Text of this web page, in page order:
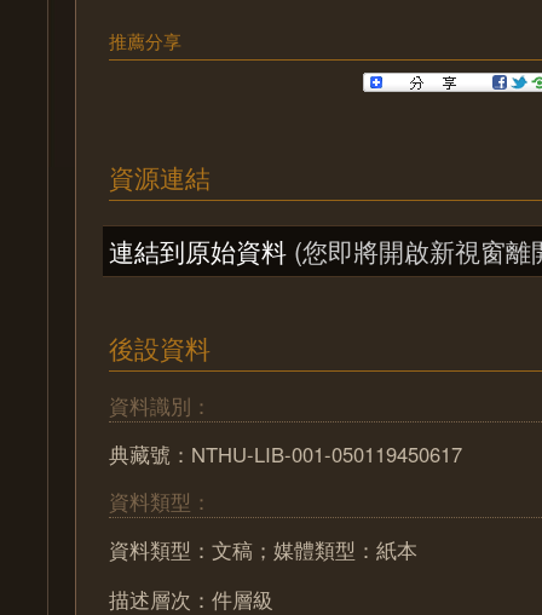
推薦分享
資源連結
連結到原始資料 (您即將開啟新視窗離
後設資料
資料識別：
典藏號：NTHU-LIB-001-050119450617
資料類型：
資料類型：文稿；媒體類型：紙本
描述層次：件層級